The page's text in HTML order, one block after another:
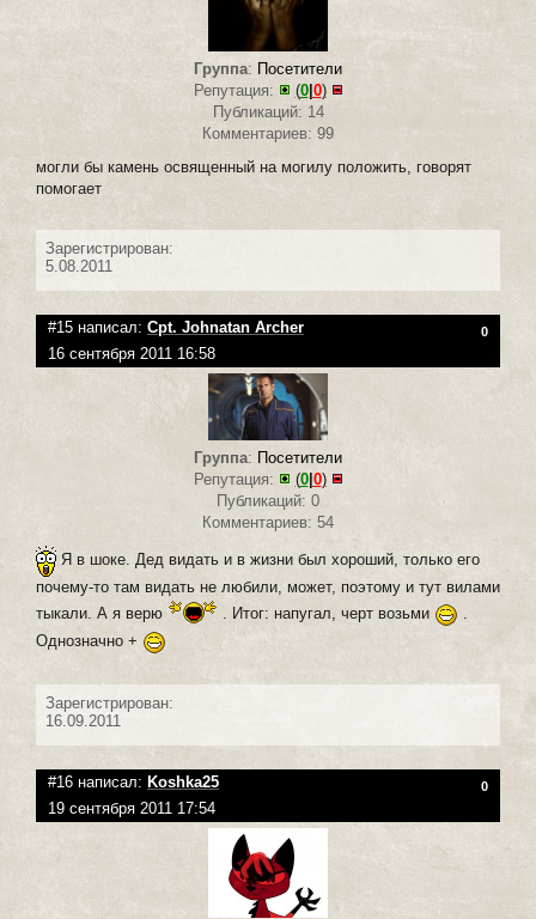
Группа: Посетители
Репутация:
(0| 0)
Публикаций: 14
Комментариев: 99
могли бы камень освященный на могилу положить, говорят
помогает
Зарегистрирован:
5.08.2011
#15 написал: Cpt. Johnatan Archer 0
16 сентября 2011 16:58
Группа: Посетители
Репутация:
(0| 0)
Публикаций: 0
Комментариев: 54
Я в шоке. Дед видать и в жизни был хороший, только его
почему-то там видать не любили, может, поэтому и тут вилами
тыкали. А я верю
. Итог: напугал, черт возьми
Однозначно +
Зарегистрирован:
16.09.2011
#16 написал: Koshka25 0
19 сентября 2011 17:54